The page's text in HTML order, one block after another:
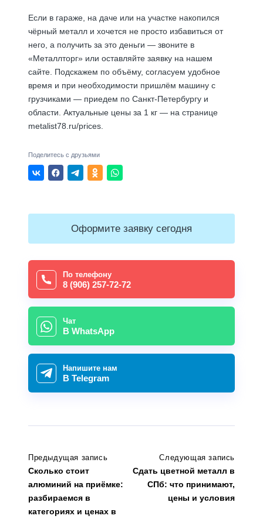
Если в гараже, на даче или на участке накопился
чёрный металл и хочется не просто избавиться от
него, а получить за это деньги — звоните в
«Металлторг» или оставляйте заявку на нашем
сайте. Подскажем по объёму, согласуем удобное
время и при необходимости пришлём машину с
грузчиками — приедем по Санкт-Петербургу и
области. Актуальные цены за 1 кг — на странице
metalist78.ru/prices
Поделитесь с друзьями
Оформите заявку сегодня
По телефону
8 (906) 257-72-72
Чат
В WhatsApp
Напишите нам
В Telegram
Предыдущая запись
Сколько стоит
алюминий на приёмке:
разбираемся в
категориях и ценах в
Следующая запись
Сдать цветной металл в
СПб: что принимают,
цены и условия